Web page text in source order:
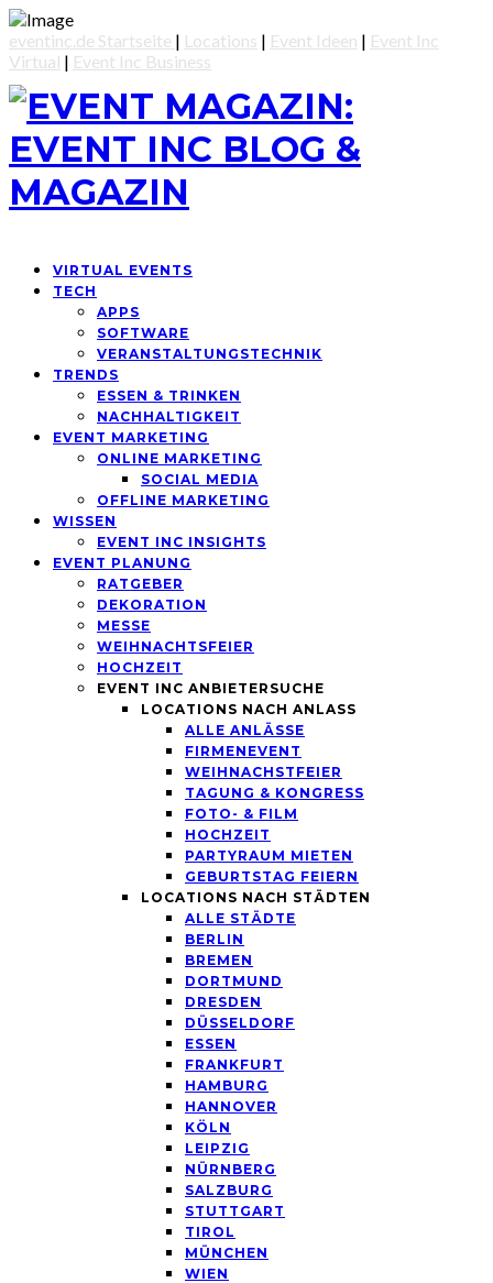
eventinc.de Startseite | Locations | Event Ideen | Event Inc
Virtual | Event Inc Business
VIRTUAL EVENTS
TECH
APPS
SOFTWARE
VERANSTALTUNGSTECHNIK
TRENDS
ESSEN & TRINKEN
NACHHALTIGKEIT
EVENT MARKETING
ONLINE MARKETING
SOCIAL MEDIA
OFFLINE MARKETING
WISSEN
EVENT INC INSIGHTS
EVENT PLANUNG
RATGEBER
DEKORATION
MESSE
WEIHNACHTSFEIER
HOCHZEIT
EVENT INC ANBIETERSUCHE
LOCATIONS NACH ANLASS
ALLE ANLÄSSE
FIRMENEVENT
WEIHNACHSTFEIER
TAGUNG & KONGRESS
FOTO- & FILM
HOCHZEIT
PARTYRAUM MIETEN
GEBURTSTAG FEIERN
LOCATIONS NACH STÄDTEN
ALLE STÄDTE
BERLIN
BREMEN
DORTMUND
DRESDEN
DÜSSELDORF
ESSEN
FRANKFURT
HAMBURG
HANNOVER
KÖLN
LEIPZIG
NÜRNBERG
SALZBURG
STUTTGART
TIROL
MÜNCHEN
WIEN